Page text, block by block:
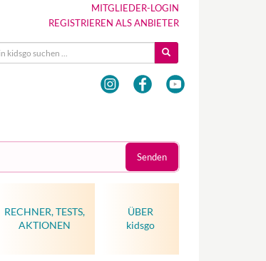
MITGLIEDER-LOGIN
REGISTRIEREN ALS ANBIETER
Senden
RECHNER, TESTS,
AKTIONEN
ÜBER
kidsgo